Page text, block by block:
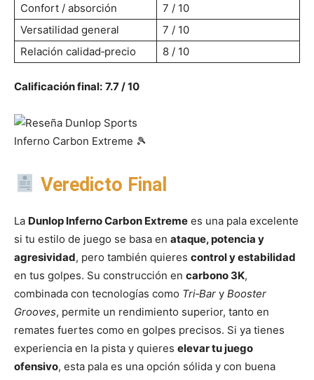
Confort / absorción
7 / 10
Versatilidad general
7 / 10
Relación calidad‑precio
8 / 10
Calificación final: 7.7 / 10
Veredicto Final
La Dunlop Inferno Carbon Extreme es una pala excelente
si tu estilo de juego se basa en ataque, potencia y
agresividad, pero también quieres control y estabilidad
en tus golpes. Su construcción en carbono 3K,
combinada con tecnologías como Tri‑Bar y Booster
Grooves, permite un rendimiento superior, tanto en
remates fuertes como en golpes precisos. Si ya tienes
experiencia en la pista y quieres elevar tu juego
ofensivo, esta pala es una opción sólida y con buena